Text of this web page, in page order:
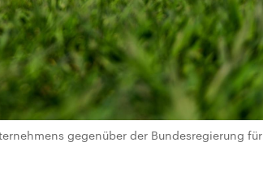
gegenüber der Bundesregierung für